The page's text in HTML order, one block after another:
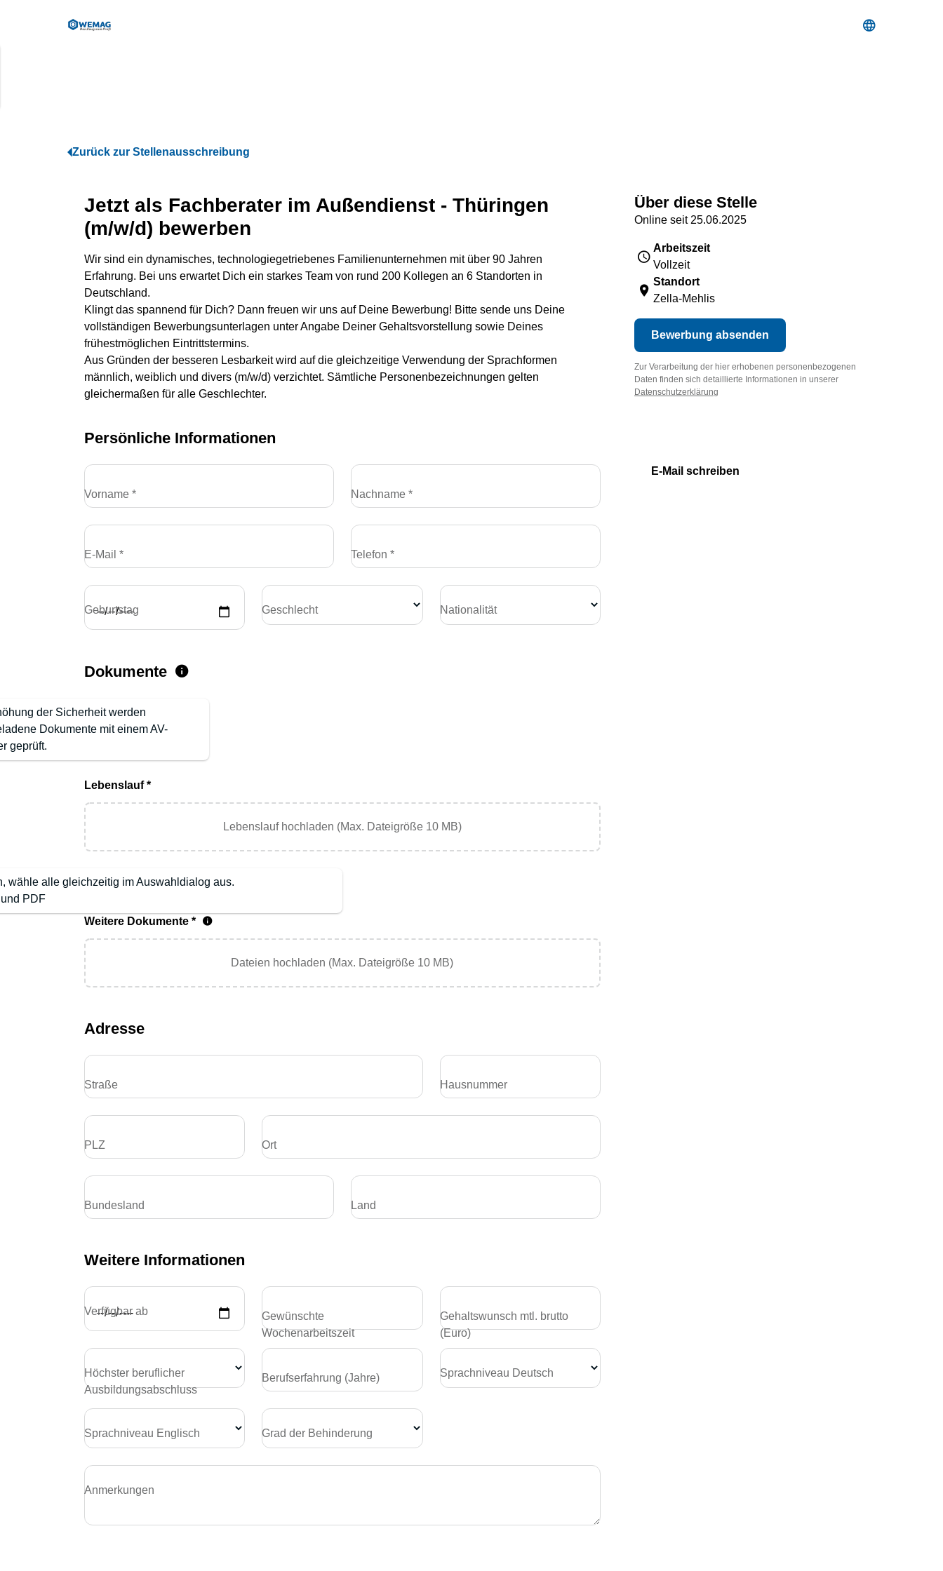
Zurück zur Stellenausschreibung
Jetzt als Fachberater im Außendienst - Thüringen
(m/w/d) bewerben
Wir sind ein dynamisches, technologiegetriebenes Familienunternehmen mit über 90 Jahren
Erfahrung. Bei uns erwartet Dich ein starkes Team von rund 200 Kollegen an 6 Standorten in
Deutschland.
Klingt das spannend für Dich? Dann freuen wir uns auf Deine Bewerbung! Bitte sende uns Deine
vollständigen Bewerbungsunterlagen unter Angabe Deiner Gehaltsvorstellung sowie Deines
frühestmöglichen Eintrittstermins.
Aus Gründen der besseren Lesbarkeit wird auf die gleichzeitige Verwendung der Sprachformen
männlich, weiblich und divers (m/w/d) verzichtet. Sämtliche Personenbezeichnungen gelten
gleichermaßen für alle Geschlechter.
Persönliche Informationen
Vorname * Nachname *
E-Mail * Telefon *
Geburtstag Geschlecht Nationalität
Dokumente
der Sicherheit werden
Dokumente mit einem AV-
geprüft.
Lebenslauf *
Lebenslauf hochladen (Max. Dateigröße 10 MB)
wähle alle gleichzeitig im Auswahldialog aus.
PDF
Weitere Dokumente *
Dateien hochladen (Max. Dateigröße 10 MB)
Adresse
Straße Hausnummer
PLZ Ort
Bundesland Land
Weitere Informationen
Verfügbar ab
Gewünschte
Wochenarbeitszeit
Gehaltswunsch mtl. brutto
(Euro)
Höchster beruflicher
Ausbildungsabschluss
Berufserfahrung (Jahre) Sprachniveau Deutsch
Sprachniveau Englisch Grad der Behinderung
Anmerkungen
Über diese Stelle
Online seit 25.06.2025
Arbeitszeit
Vollzeit
Standort
Zella-Mehlis
Bewerbung absenden
Zur Verarbeitung der hier erhobenen personenbezogenen
Daten finden sich detaillierte Informationen in unserer
Datenschutzerklärung
E-Mail schreiben